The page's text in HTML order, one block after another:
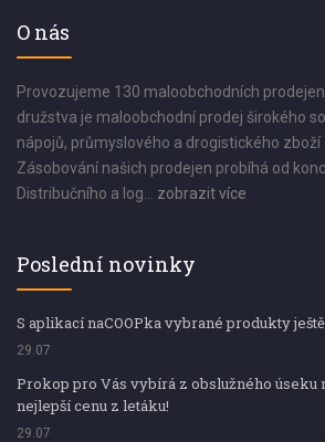
O nás
Provozujeme 130 maloobchodních
družstva je maloobchodní prodej širokého
nápojů, průmyslového a drogistického zboží
Zásobování našich prodejen probíhá od
Distribučního a log... zobrazit více
Poslední novinky
S aplikací naCOOPka vybrané produkty
29.07
Prokop pro Vás vybírá z obslužného úseku
nejlepší cenu z letáku!
29.07